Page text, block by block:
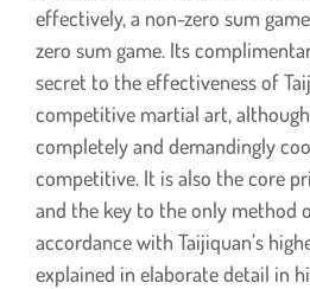
effectively, a non-zero sum
zero sum game. Its
secret to the effectiveness of
competitive martial art,
completely and demandingly
competitive. It is also the core
and the key to the only method
accordance with Taijiquan’s
explained in elaborate detail in